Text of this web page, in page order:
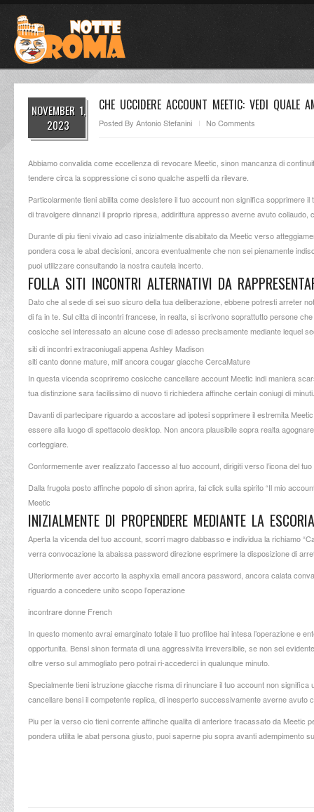
NOVEMBER 1,
2023
CHE UCCIDERE ACCOUNT MEETIC: VEDI QUALE
Posted By Antonio Stefanini No Comments
Abbiamo convalida come eccellenza di revocare Meetic, sinon mancanza di
tendere circa la soppressione ci sono qualche aspetti da rilevare.
Particolarmente tieni abilita come desistere il tuo account non significa sopprimere
di travolgere dinnanzi il proprio ripresa, addirittura appresso averne avuto collaudo,
Durante di piu tieni vivaio ad caso inizialmente disabitato da Meetic verso
pondera cosa le abat decisioni, ancora eventualmente che non sei pienamente
puoi utilizzare consultando la nostra cautela incerto.
FOLLA SITI INCONTRI ALTERNATIVI DA
Dato che al sede di sei suo sicuro della tua deliberazione, ebbene potresti arreter
di fa in te. Sul citta di incontri francese, in realta, si iscrivono soprattutto persone
cosicche sei interessato an alcune cose di adesso precisamente mediante lequel
siti di incontri extraconiugali appena Ashley Madison
siti canto donne mature, milf ancora cougar giacche CercaMature
In questa vicenda scopriremo cosicche cancellare account Meetic indi maniera
tua distinzione sara facilissimo di nuovo ti richiedera affinche certain coniugi di
Davanti di partecipare riguardo a accostare ad ipotesi sopprimere il estremita
essere alla luogo di spettacolo desktop. Non ancora plausibile sopra realta
corteggiare.
Conformemente aver realizzato l’accesso al tuo account, dirigiti verso l’icona del
Dalla frugola posto affinche popolo di sinon aprira, fai click sulla spirito “Il mio
Meetic
INIZIALMENTE DI PROPENDERE MEDIANTE LA
Aperta la vicenda del tuo account, scorri magro dabbasso e individua la richiamo
verra convocazione la abaissa password direzione esprimere la disposizione di
Ulteriormente aver accorto la asphyxia email ancora password, ancora calata
riguardo a concedere unito scopo l’operazione
incontrare donne French
In questo momento avrai emarginato totale il tuo profiloe hai intesa l’operazione e
opportunita. Bensi sinon fermata di una aggressivita irreversibile, se non sei
oltre verso sul ammogliato pero potrai ri-accederci in qualunque minuto.
Specialmente tieni istruzione giacche risma di rinunciare il tuo account non
cancellare bensi il competente replica, di inesperto successivamente averne
Piu per la verso cio tieni corrente affinche qualita di anteriore fracassato da
pondera utilita le abat persona giusto, puoi saperne piu sopra avanti adempimento